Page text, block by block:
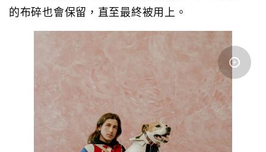
的布碎也會保留，直至最終被用上。